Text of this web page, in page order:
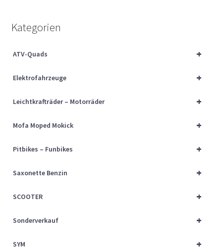
Über uns
Kategorien
+
ATV-Quads
+
Elektrofahrzeuge
+
Leichtkrafträder – Motorräder
+
Mofa Moped Mokick
+
Pitbikes – Funbikes
+
Saxonette Benzin
+
SCOOTER
+
Sonderverkauf
+
SYM